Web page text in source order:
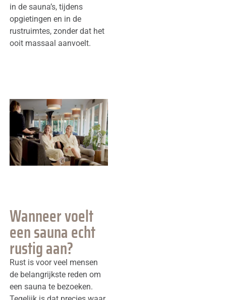
in de sauna’s, tijdens
opgietingen en in de
rustruimtes, zonder dat het
ooit massaal aanvoelt.
Wanneer voelt
een sauna echt
rustig aan?
Rust is voor veel mensen
de belangrijkste reden om
een sauna te bezoeken.